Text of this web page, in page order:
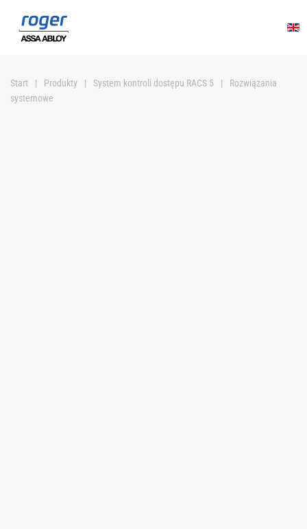
Przejdź do głównej treści
Start Produkty System kontroli dostępu RACS 5
Rozwiązania
systemowe